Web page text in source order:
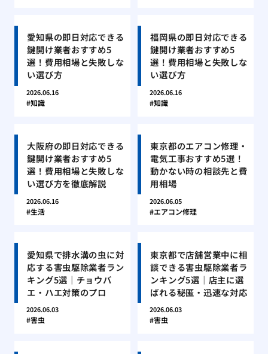
愛知県の即日対応できる
鍵開け業者おすすめ5
選！費用相場と失敗しな
い選び方
2026.06.16
知識
福岡県の即日対応できる
鍵開け業者おすすめ5
選！費用相場と失敗しな
い選び方
2026.06.16
知識
大阪府の即日対応できる
鍵開け業者おすすめ5
選！費用相場と失敗しな
い選び方を徹底解説
2026.06.16
生活
東京都のエアコン修理・
電気工事おすすめ5選！
動かない時の相談先と費
用相場
2026.06.05
エアコン修理
愛知県で排水溝の虫に対
応する害虫駆除業者ラン
キング5選｜チョウバ
エ・ハエ対策のプロ
2026.06.03
害虫
東京都で店舗営業中に相
談できる害虫駆除業者ラ
ンキング5選｜店主に選
ばれる秘匿・迅速な対応
2026.06.03
害虫